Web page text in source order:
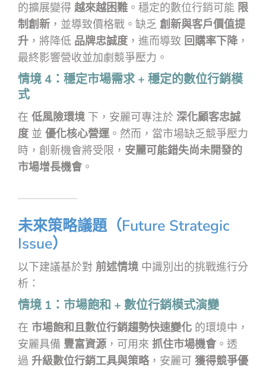
的擴展變得 越來越困難 。穩定的數位行銷可能 限
制創新 ，並導致價格戰。缺乏 創新與客戶價值提
升 ，將降低 品牌忠誠度 ，進而導致 回購率下降 ，
最終影響營收並加劇競爭壓力。
情境 4：穩定市場需求 + 穩定的數位行銷模
式
在 低風險環境 下，安麗可專注於 深化顧客忠誠
度 並 優化核心營運。然而，當市場缺乏競爭壓力
時，創新機會將受限， 安麗可能錯失尚未開發的
市場增長機會。
未來策略議題（Future Strategic
Issue）
以下建議基於對 前述情境 中識別出的挑戰進行分
析：
情境 1：市場飽和 + 數位行銷模式演變
在 市場飽和且數位行銷趨勢快速變化 的環境中，
安麗具備 豐富資源 ，可用來 抓住市場機會。透
過 升級數位行銷工具與策略，安麗可 獲得競爭優